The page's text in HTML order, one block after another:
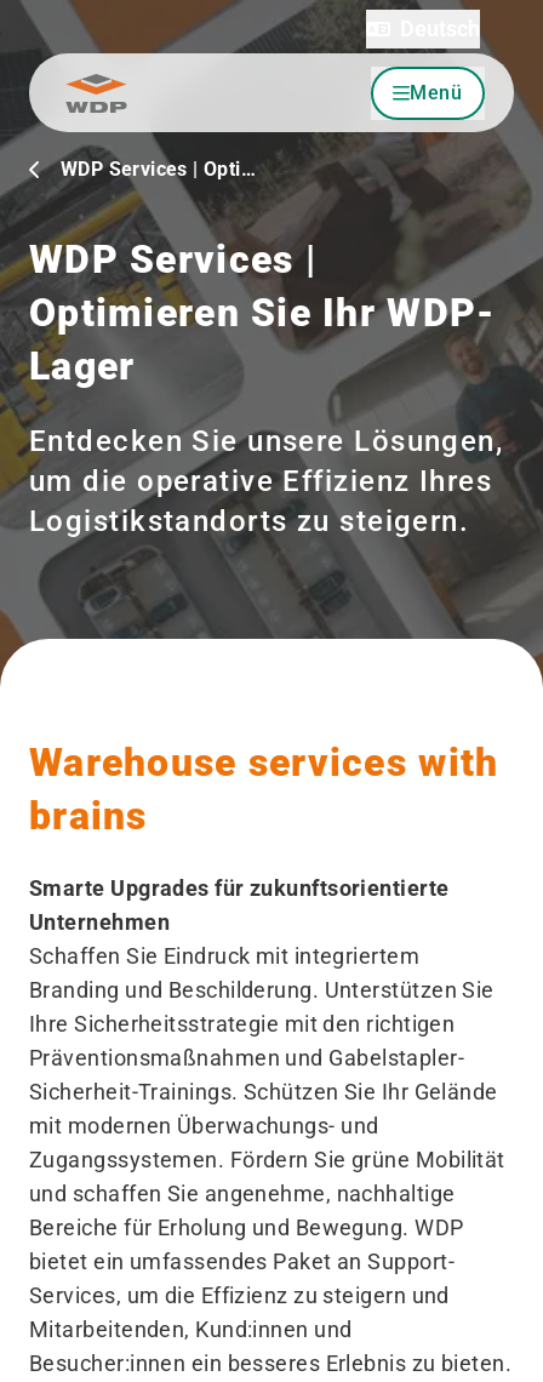
Zum Inhalt wechseln Menü
WDP Services | Opti…
WDP Services |
Optimieren Sie Ihr WDP-
Lager
Entdecken Sie unsere Lösungen,
um die operative Effizienz Ihres
Logistikstandorts zu steigern.
Warehouse services with
brains
Smarte Upgrades für zukunftsorientierte
Unternehmen
Schaffen Sie Eindruck mit integriertem
Branding und Beschilderung. Unterstützen Sie
Ihre Sicherheitsstrategie mit den richtigen
Präventionsmaßnahmen und Gabelstapler-
Sicherheit-Trainings. Schützen Sie Ihr Gelände
mit modernen Überwachungs- und
Zugangssystemen. Fördern Sie grüne Mobilität
und schaffen Sie angenehme, nachhaltige
Bereiche für Erholung und Bewegung. WDP
bietet ein umfassendes Paket an Support-
Services, um die Effizienz zu steigern und
Mitarbeitenden, Kund:innen und
Besucher:innen ein besseres Erlebnis zu bieten.